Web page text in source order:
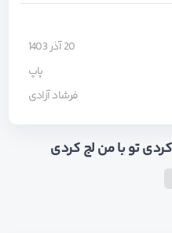
20 آذر 1403
پاپ
فرشاد آزادی
تو با من لج کردی